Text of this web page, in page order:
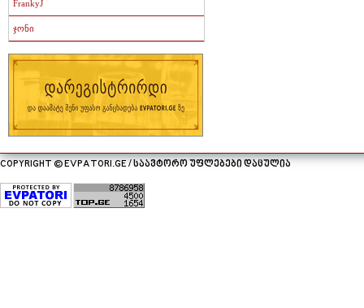
FrankyJ
ჯონი
COPYRIGHT © EVPATORI.GE / საავტორო უფლებები დაცულია